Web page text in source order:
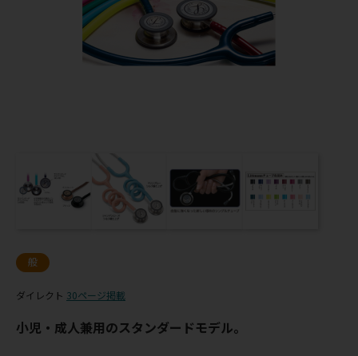
般
ダイレクト 30ページ掲載
小児・成人兼用のスタンダードモデル。